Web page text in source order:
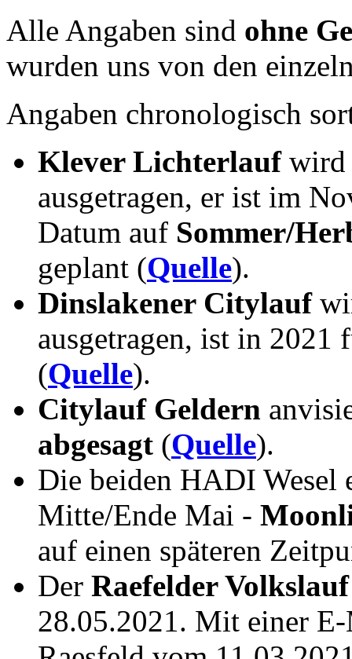
Alle Angaben sind ohne
wurden uns von den
Angaben chronologisch
Klever Lichterlaufwird
ausgetragen, er ist im
Datum auf Sommer/
geplant (Quelle).
Dinslakener Citylauf
ausgetragen, ist in 2021
(Quelle).
Citylauf Geldern
abgesagt (Quelle).
Die beiden HADI Wesel
Mitte/Ende Mai -
auf einen späteren
Der Raefelder Volkslauf
28.05.2021. Mit einer